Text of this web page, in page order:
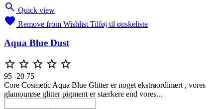
 Quick view
 Remove from Wishlist Tilføj til ønskeliste
Aqua Blue Dust
    
95 -20 75
Core Cosmetic Aqua Blue Glitter er noget ekstraordinært , vores
glamourøse glitter pigment er stærkere end vores...